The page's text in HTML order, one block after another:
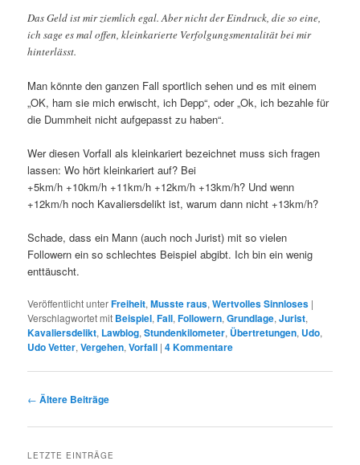
Das Geld ist mir ziemlich egal. Aber nicht der Eindruck, die so eine,
ich sage es mal offen, kleinkarierte Verfolgungsmentalität bei mir
hinterlässt.
Man könnte den ganzen Fall sportlich sehen und es mit einem
„OK, ham sie mich erwischt, ich Depp“, oder „Ok, ich bezahle für
die Dummheit nicht aufgepasst zu haben“.
Wer diesen Vorfall als kleinkariert bezeichnet muss sich fragen
lassen: Wo hört kleinkariert auf? Bei
+5km/h +10km/h +11km/h +12km/h +13km/h? Und wenn
+12km/h noch Kavaliersdelikt ist, warum dann nicht +13km/h?
Schade, dass ein Mann (auch noch Jurist) mit so vielen
Followern ein so schlechtes Beispiel abgibt. Ich bin ein wenig
enttäuscht.
Veröffentlicht unterFreiheit,Musste raus,Wertvolles Sinnloses |
Verschlagwortet mit Beispiel,Fall,Followern,Grundlage,Jurist,
Kavaliersdelikt, Lawblog,Stundenkilometer, Übertretungen, Udo,
Udo Vetter,Vergehen,Vorfall |4Kommentare
Beitrags-
← Ältere Beiträge
LETZTE EINTRÄGE